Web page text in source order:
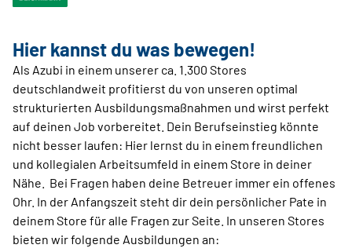
Hier kannst du was ­bewegen!
Als Azubi in einem unserer ca. 1.300 Stores
deutschlandweit profitierst du von unseren optimal
strukturierten Ausbildungsmaßnahmen und wirst perfekt
auf deinen Job vorbereitet. Dein Berufseinstieg könnte
nicht besser laufen: Hier lernst du in einem freundlichen
und kollegialen Arbeitsumfeld in einem Store in deiner
Nähe. Bei Fragen haben deine Betreuer immer ein offenes
Ohr. In der Anfangszeit steht dir dein persönlicher Pate in
deinem Store für alle Fragen zur Seite. In unseren Stores
bieten wir folgende Ausbildungen an: